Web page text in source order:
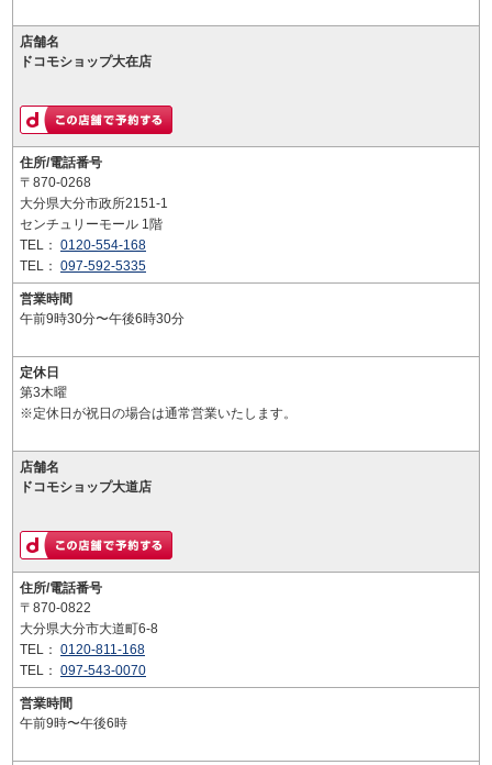
店舗名
ドコモショップ大在店
住所/電話番号
〒870-0268
大分県大分市政所2151-1
センチュリーモール 1階
TEL： 0120-554-168
TEL： 097-592-5335
営業時間
午前9時30分〜午後6時30分
定休日
第3木曜
※定休日が祝日の場合は通常営業いたします。
店舗名
ドコモショップ大道店
住所/電話番号
〒870-0822
大分県大分市大道町6-8
TEL： 0120-811-168
TEL： 097-543-0070
営業時間
午前9時〜午後6時